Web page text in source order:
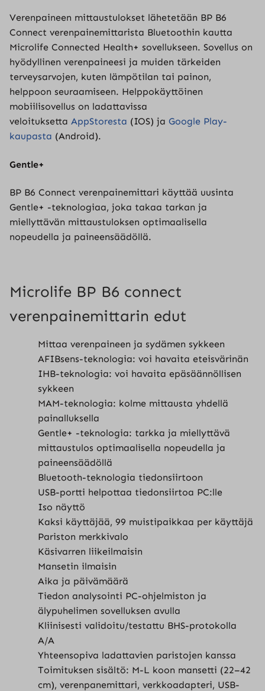
Verenpaineen mittaustulokset lähetetään BP B6
Connect verenpainemittarista Bluetoothin kautta
Microlife Connected Health+ sovellukseen. Sovellus on
hyödyllinen verenpaineesi ja muiden tärkeiden
terveysarvojen, kuten lämpötilan tai painon,
helppoon seuraamiseen. Helppokäyttöinen
mobiilisovellus on ladattavissa
veloituksetta AppStoresta (IOS) ja Google Play-
kaupasta (Android).
Gentle+
BP B6 Connect verenpainemittari käyttää uusinta
Gentle+ -teknologiaa, joka takaa tarkan ja
miellyttävän mittaustuloksen optimaalisella
nopeudella ja paineensäädöllä.
Microlife BP B6 connect
verenpainemittarin edut
Mittaa verenpaineen ja sydämen sykkeen
AFIBsens-teknologia: voi havaita eteisvärinän
IHB-teknologia: voi havaita epäsäännöllisen
sykkeen
MAM-teknologia: kolme mittausta yhdellä
painalluksella
Gentle+ -teknologia: tarkka ja miellyttävä
mittaustulos optimaalisella nopeudella ja
paineensäädöllä
Bluetooth-teknologia tiedonsiirtoon
USB-portti helpottaa tiedonsiirtoa PC:lle
Iso näyttö
Kaksi käyttäjää, 99 muistipaikkaa per käyttäjä
Pariston merkkivalo
Käsivarren liikeilmaisin
Mansetin ilmaisin
Aika ja päivämäärä
Tiedon analysointi PC-ohjelmiston ja
älypuhelimen sovelluksen avulla
Kliinisesti validoitu/testattu BHS-protokolla
A/A
Yhteensopiva ladattavien paristojen kanssa
Toimituksen sisältö: M-L koon mansetti (22–42
cm), verenpanemittari, verkkoadapteri, USB-